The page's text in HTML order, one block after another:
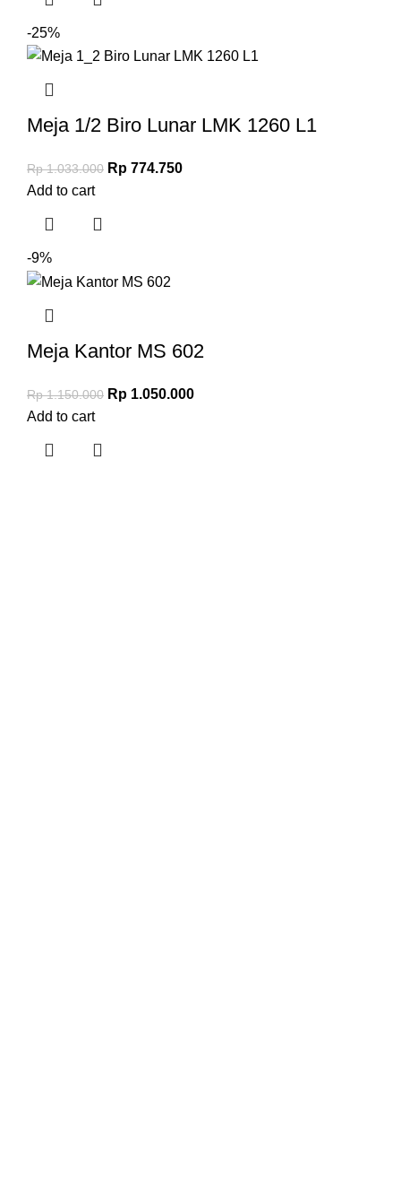
-25%
Meja 1/2 Biro Lunar LMK 1260 L1
Rp1.033.000 Rp 774.750
Add to cart
-9%
Meja Kantor MS 602
Rp1.150.000 Rp 1.050.000
Add to cart